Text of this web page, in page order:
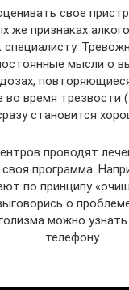
свое
же признаках
мысли о
во время трезвости
становится
проводят
программа.
по принципу
о
можно
телефону.